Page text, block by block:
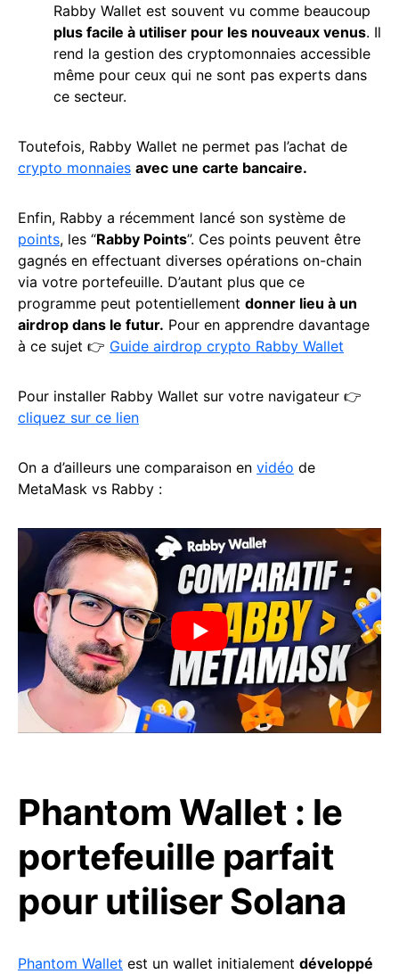
Rabby Wallet est souvent vu comme beaucoup
plus facile à utiliser pour les nouveaux venus. Il
rend la gestion des cryptomonnaies accessible
même pour ceux qui ne sont pas experts dans
ce secteur.
Toutefois, Rabby Wallet ne permet pas l’achat de
crypto monnaies avec une carte bancaire.
Enfin, Rabby a récemment lancé son système de
points, les “Rabby Points”. Ces points peuvent être
gagnés en effectuant diverses opérations on-chain
via votre portefeuille. D’autant plus que ce
programme peut potentiellement donner lieu à un
airdrop dans le futur. Pour en apprendre davantage
à ce sujet 👉 Guide airdrop crypto Rabby Wallet
Pour installer Rabby Wallet sur votre navigateur 👉
cliquez sur ce lien
On a d’ailleurs une comparaison en vidéo de
MetaMask vs Rabby :
Phantom Wallet : le
portefeuille parfait
pour utiliser Solana
Phantom Wallet est un wallet initialement développé